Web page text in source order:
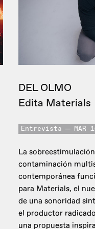
DEL OLMO
Edita Materials
Entrevista MAR
La
contaminación
contemporánea
para Materials, el
de una sonoridad
el productor
una propuesta